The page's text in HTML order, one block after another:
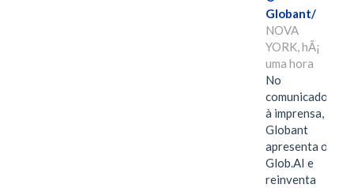
Globant/
NOVA
YORK, hÃ¡
uma hora
No
comunicado
à imprensa,
Globant
apresenta o
Glob.AI e
reinventa